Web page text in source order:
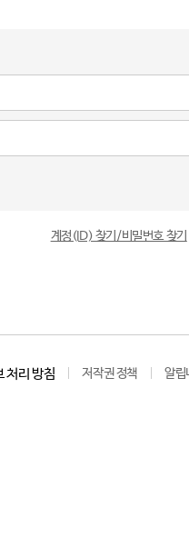
계정(ID) 찾기/비밀번호 찾기
처리 방침 저작권 정책 알립